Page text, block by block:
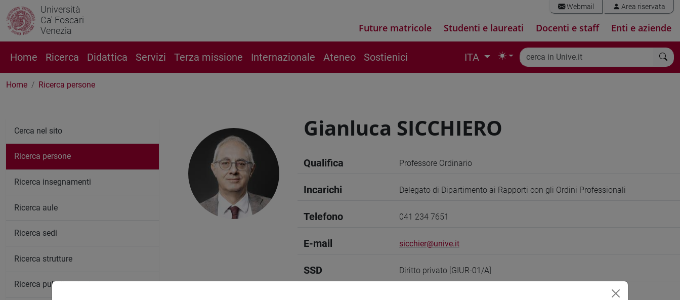
Università
Ca' Foscari
Venezia
Webmail Area riservata
Future matricole Studenti e laureati Docenti e staff Enti e aziende
Home Ricerca Didattica Servizi Terza missione Internazionale Ateneo Sostienici ITA
Home Ricerca persone
Gianluca SICCHIERO
Qualifica Professore Ordinario
Incarichi Delegato di Dipartimento ai Rapporti con gli Ordini Professionali
Telefono 041 234 7651
E-mail sicchier@unive.it
SSD Diritto privato [GIUR-01/A]
Cerca nel sito
Ricerca persone
Ricerca insegnamenti
Ricerca aule
Ricerca sedi
Ricerca strutture
Ricerca pubblicazioni